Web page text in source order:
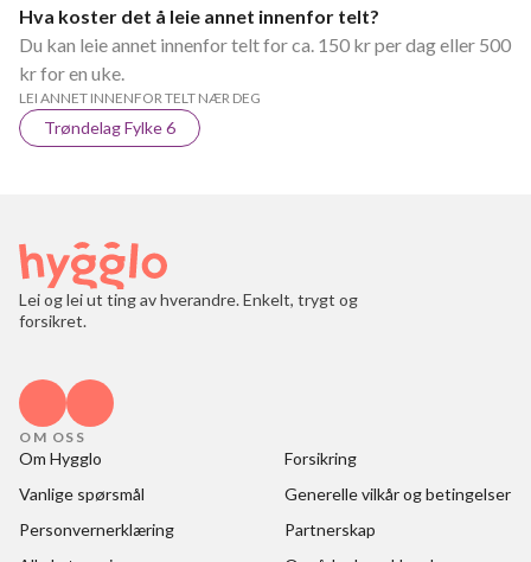
Hva koster det å leie annet innenfor telt?
Du kan leie annet innenfor telt for ca. 150 kr per dag eller 500
kr for en uke.
LEI ANNET INNENFOR TELT NÆR DEG
Trøndelag Fylke 6
Lei og lei ut ting av hverandre. Enkelt, trygt og
forsikret.
OM OSS
Om Hygglo
Forsikring
Vanlige spørsmål
Generelle vilkår og betingelser
Personvernerklæring
Partnerskap